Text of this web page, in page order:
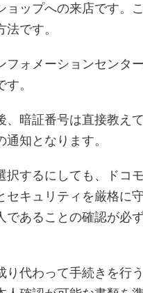
ョップへの来店です。
です。
フォメーションセンタ
。
、暗証番号は直接教え
知となります。
択するにしても、ドコ
セキュリティを厳格に
であることの確認が必
り代わって手続きを行